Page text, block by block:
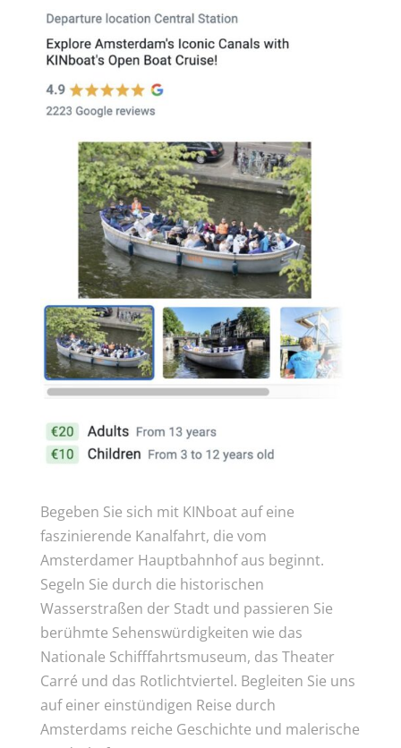
Begeben Sie sich mit KINboat auf eine
faszinierende Kanalfahrt, die vom
Amsterdamer Hauptbahnhof aus beginnt.
Segeln Sie durch die historischen
Wasserstraßen der Stadt und passieren Sie
berühmte Sehenswürdigkeiten wie das
Nationale Schifffahrtsmuseum, das Theater
Carré und das Rotlichtviertel. Begleiten Sie uns
auf einer einstündigen Reise durch
Amsterdams reiche Geschichte und malerische